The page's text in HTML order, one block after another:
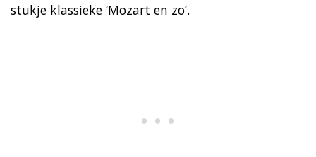
stukje klassieke ‘Mozart en zo’.